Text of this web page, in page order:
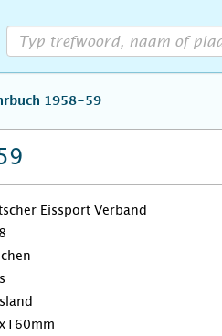
1958-59
Eissport Verband